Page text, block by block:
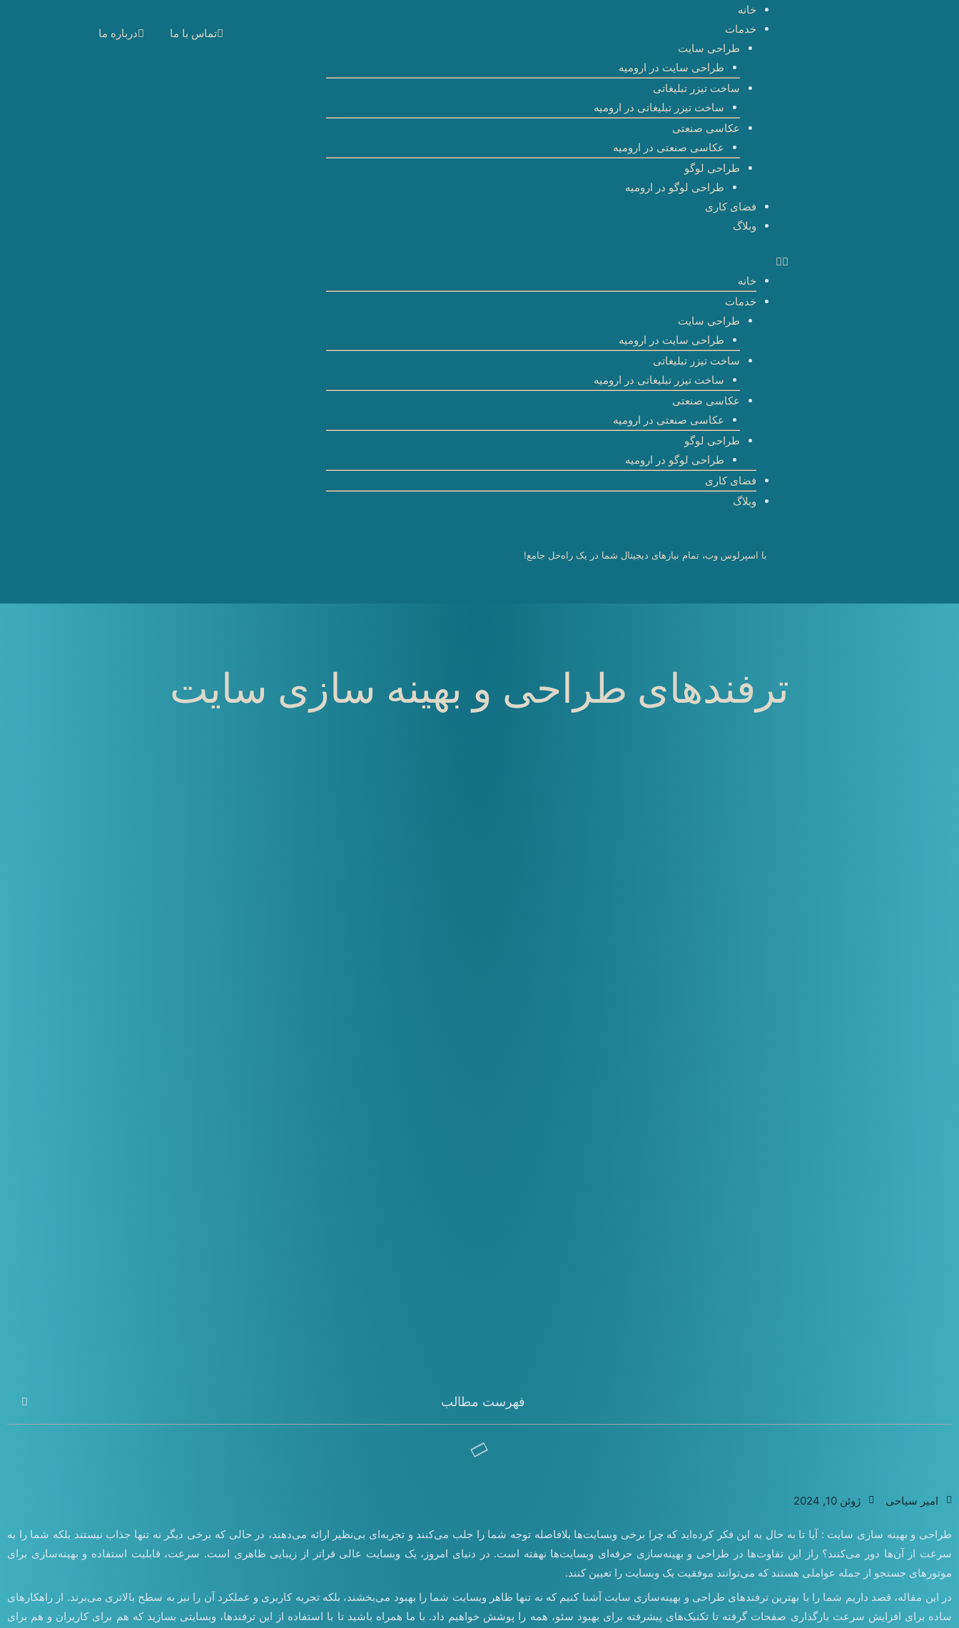
خانه
خدمات
طراحی سایت
طراحی سایت در ارومیه
ساخت تیزر تبلیغاتی
ساخت تیزر تبلیغاتی در ارومیه
عکاسی صنعتی
عکاسی صنعتی در ارومیه
طراحی لوگو
طراحی لوگو در ارومیه
فضای کاری
وبلاگ
خانه
خدمات
طراحی سایت
طراحی سایت در ارومیه
ساخت تیزر تبلیغاتی
ساخت تیزر تبلیغاتی در ارومیه
عکاسی صنعتی
عکاسی صنعتی در ارومیه
طراحی لوگو
طراحی لوگو در ارومیه
فضای کاری
وبلاگ
با اسپرلوس وب، تمام نیازهای دیجیتال شما در یک راه‌حل جامع!
تماس با ما درباره ما
ترفندهای طراحی و بهینه سازی سایت‌
فهرست مطالب
امیر سیاحی ژوئن 10, 2024
طراحی و بهینه سازی سایت‌ : آیا تا به حال به این فکر کرده‌اید که چرا برخی وبسایت‌ها بلافاصله توجه شما را جلب می‌کنند و تجربه‌ای بی‌نظیر ارائه می‌دهند، در حالی که برخی دیگر نه تنها جذاب نیستند بلکه شما را به
سرعت از آن‌ها دور می‌کنند؟ راز این تفاوت‌ها در طراحی و بهینه‌سازی حرفه‌ای وبسایت‌ها نهفته است. در دنیای امروز، یک وبسایت عالی فراتر از زیبایی ظاهری است. سرعت، قابلیت استفاده و بهینه‌سازی برای
موتورهای جستجو از جمله عواملی هستند که می‌توانند موفقیت یک وبسایت را تعیین کنند.
در این مقاله، قصد داریم شما را با بهترین ترفندهای طراحی و بهینه‌سازی سایت آشنا کنیم که نه تنها ظاهر وبسایت شما را بهبود می‌بخشند، بلکه تجربه کاربری و عملکرد آن را نیز به سطح بالاتری می‌برند. از راهکارهای
ساده برای افزایش سرعت بارگذاری صفحات گرفته تا تکنیک‌های پیشرفته برای بهبود سئو، همه را پوشش خواهیم داد. با ما همراه باشید تا با استفاده از این ترفندها، وبسایتی بسازید که هم برای کاربران و هم برای